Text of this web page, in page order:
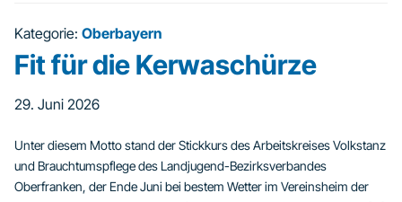
Kategorie: Oberbayern
Fit für die Kerwaschürze
29. Juni 2026
Unter diesem Motto stand der Stickkurs des Arbeitskreises Volkstanz
und Brauchtumspflege des Landjugend-Bezirksverbandes
Oberfranken, der Ende Juni bei bestem Wetter im Vereinsheim der